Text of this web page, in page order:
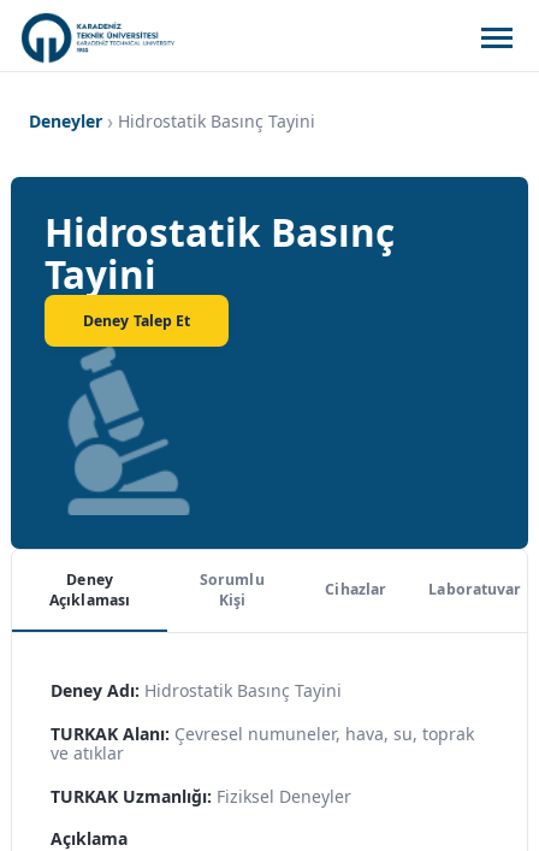
Deneyler Hidrostatik Basınç Tayini
Hidrostatik Basınç
Tayini
Deney Talep Et
Deney
Açıklaması
Sorumlu
Kişi
Cihazlar Laboratuvar
Deney Adı: Hidrostatik Basınç Tayini
TURKAK Alanı: Çevresel numuneler, hava, su, toprak
ve atıklar
TURKAK Uzmanlığı: Fiziksel Deneyler
Açıklama